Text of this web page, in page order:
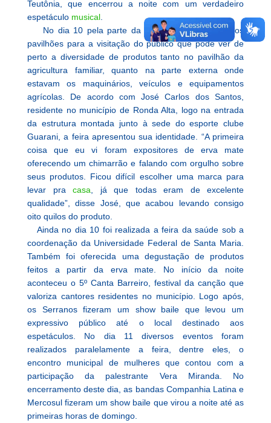
Teutônia, que encerrou a noite com um verdadeiro
espetáculo musical
No dia 10 pela parte da manhã foram abertos os
pavilhões para a visitação do público que pode ver de
perto a diversidade de produtos tanto no pavilhão da
agricultura familiar, quanto na parte externa onde
estavam os maquinários, veículos e equipamentos
agrícolas. De acordo com José Carlos dos Santos,
residente no município de Ronda Alta, logo na entrada
da estrutura montada junto à sede do esporte clube
Guarani, a feira apresentou sua identidade. “A primeira
coisa que eu vi foram expositores de erva mate
oferecendo um chimarrão e falando com orgulho sobre
seus produtos. Ficou difícil escolher uma marca para
levar pra casa , já que todas eram de excelente
qualidade”, disse José, que acabou levando consigo
oito quilos do produto.
Ainda no dia 10 foi realizada a feira da saúde sob a
coordenação da Universidade Federal de Santa Maria.
Também foi oferecida uma degustação de produtos
feitos a partir da erva mate. No início da noite
aconteceu o 5º Canta Barreiro, festival da canção que
valoriza cantores residentes no município. Logo após,
os Serranos fizeram um show baile que levou um
expressivo público até o local destinado aos
espetáculos. No dia 11 diversos eventos foram
realizados paralelamente a feira, dentre eles, o
encontro municipal de mulheres que contou com a
participação da palestrante Vera Miranda. No
encerramento deste dia, as bandas Companhia Latina e
Mercosul fizeram um show baile que virou a noite até as
primeiras horas de domingo.